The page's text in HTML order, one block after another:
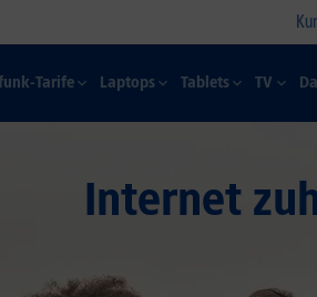
Tarife Laptops Tablets TV
Internet